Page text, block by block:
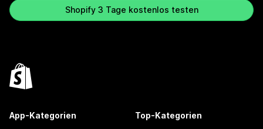
Shopify 3 Tage kostenlos testen
App-Kategorien Top-Kategorien